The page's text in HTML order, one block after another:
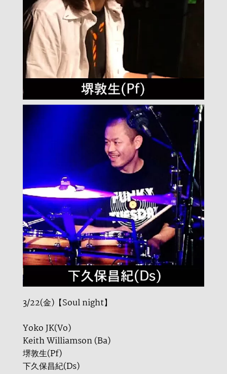
3/22(金)【Soul night】
Yoko JK(Vo)
Keith Williamson (Ba)
堺敦生(Pf)
下久保昌紀(Ds)